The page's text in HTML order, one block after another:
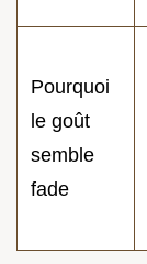
Pourquoi
le goût
semble
fade